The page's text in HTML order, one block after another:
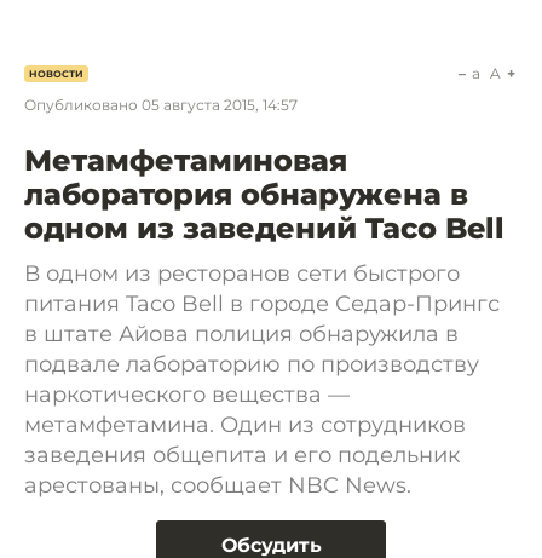
НОВОСТИ
Опубликовано 05 августа 2015, 14:57
a A
Метамфетаминовая
лаборатория обнаружена в
одном из заведений Taco Bell
В одном из ресторанов сети быстрого
питания Taco Bell в городе Седар-Прингс
в штате Айова полиция обнаружила в
подвале лабораторию по производству
наркотического вещества —
метамфетамина. Один из сотрудников
заведения общепита и его подельник
арестованы, сообщает NBC News.
Обсудить